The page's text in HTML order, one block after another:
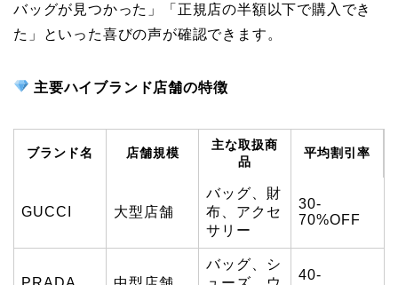
バッグが見つかった」「正規店の半額以下で購入でき
た」といった喜びの声が確認できます。
主要ハイブランド店舗の特徴
ブランド名 店舗規模
主な取扱商
品
平均割引率
GUCCI 大型店舗
バッグ、財
布、アクセ
サリー
30-
70%OFF
バッグ、シ
40-